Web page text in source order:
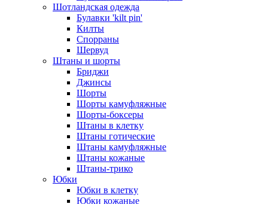
Шотландская одежда
Булавки 'kilt pin'
Килты
Спорраны
Шервуд
Штаны и шорты
Бриджи
Джинсы
Шорты
Шорты камуфляжные
Шорты-боксеры
Штаны в клетку
Штаны готические
Штаны камуфляжные
Штаны кожаные
Штаны-трико
Юбки
Юбки в клетку
Юбки кожаные